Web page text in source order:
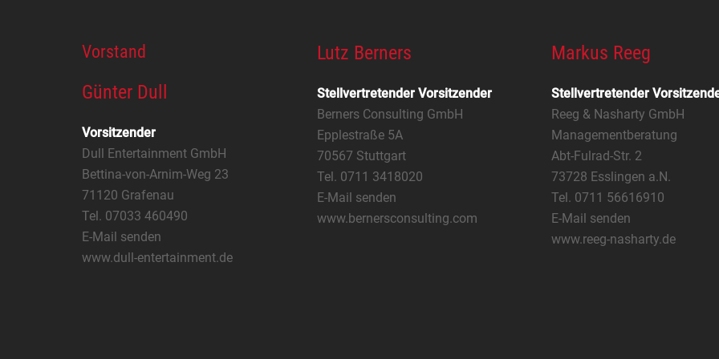
Vorstand
Günter Dull
Vorsitzender
Dull Entertainment GmbH
Bettina-von-Arnim-Weg 23
71120 Grafenau
Tel. 07033 460490
E-Mail senden
www.dull-entertainment.de
Lutz Berners
Stellvertretender Vorsitzender
Berners Consulting GmbH
Epplestraße 5A
70567 Stuttgart
Tel. 0711 3418020
E-Mail senden
www.bernersconsulting.com
Markus Reeg
Stellvertretender
Reeg & Nasharty GmbH
Managementberatung
Abt-Fulrad-Str. 2
73728 Esslingen a.N.
Tel. 0711 56616910
E-Mail senden
www.reeg-nasharty.de